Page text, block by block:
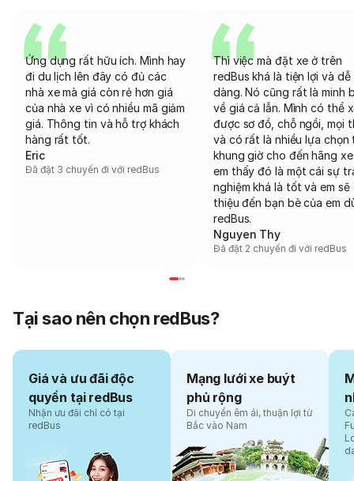
Ứng dụng rất hữu ích. Mình hay
đi du lịch lên đây có đủ các
nhà xe mà giá còn rẻ hơn giá
của nhà xe vì có nhiều mã giảm
giá. Thông tin và hỗ trợ khách
hàng rất tốt.
Eric
Đã đặt 3 chuyến đi với redBus
Thì việc mà đặt xe ở trên
redBus khá là tiện lợi và dễ
dàng. Nó cũng rất là minh
về giá cả lẫn. Mình có thể
được sơ đồ, chỗ ngồi, mọi
và có rất là nhiều lựa chọn
khung giờ cho đến hãng
em thấy đó là một cái sự
nghiệm khá là tốt và em sẽ
thiệu đến bạn bè của em
redBus.
Nguyen Thy
Đã đặt 2 chuyến đi với redBus
Tại sao nên chọn redBus?
Giá và ưu đãi độc
quyền tại redBus
Nhận ưu đãi chỉ có tại
redBus
Mạng lưới xe buýt
phủ rộng
Di chuyển êm ái, thuận lợi từ
Bắc vào Nam